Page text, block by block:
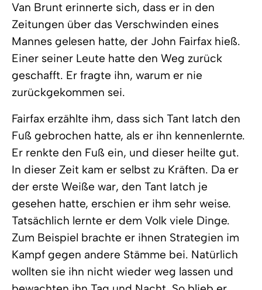
Van Brunt erinnerte sich, dass er in den
Zeitungen über das Verschwinden eines
Mannes gelesen hatte, der John Fairfax hieß.
Einer seiner Leute hatte den Weg zurück
geschafft. Er fragte ihn, warum er nie
zurückgekommen sei.
Fairfax erzählte ihm, dass sich Tant Iatch den
Fuß gebrochen hatte, als er ihn kennenlernte.
Er renkte den Fuß ein, und dieser heilte gut.
In dieser Zeit kam er selbst zu Kräften. Da er
der erste Weiße war, den Tant Iatch je
gesehen hatte, erschien er ihm sehr weise.
Tatsächlich lernte er dem Volk viele Dinge.
Zum Beispiel brachte er ihnen Strategien im
Kampf gegen andere Stämme bei. Natürlich
wollten sie ihn nicht wieder weg lassen und